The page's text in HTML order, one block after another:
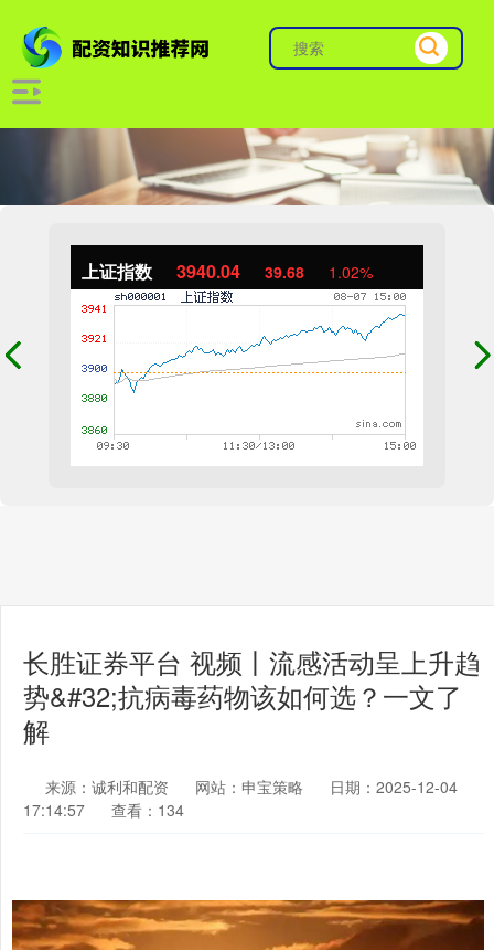
上证指数 3940.04 39.68 1.02%
长胜证券平台 视频丨流感活动呈上升趋
势&#32;抗病毒药物该如何选？一文了
解
来源：诚利和配资 网站：申宝策略
日期：2025-12-04
17:14:57
查看：134